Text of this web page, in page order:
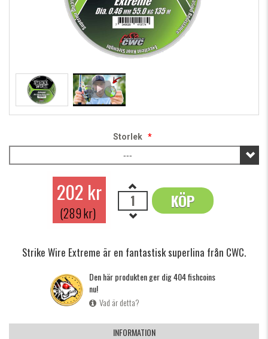
Storlek *
---
202 kr
(289 kr)
KÖP
OK
Strike Wire Extreme är en fantastisk superlina från CWC.
Den här produkten ger dig 404 fishcoins
nu!
Vad är detta?
INFORMATION